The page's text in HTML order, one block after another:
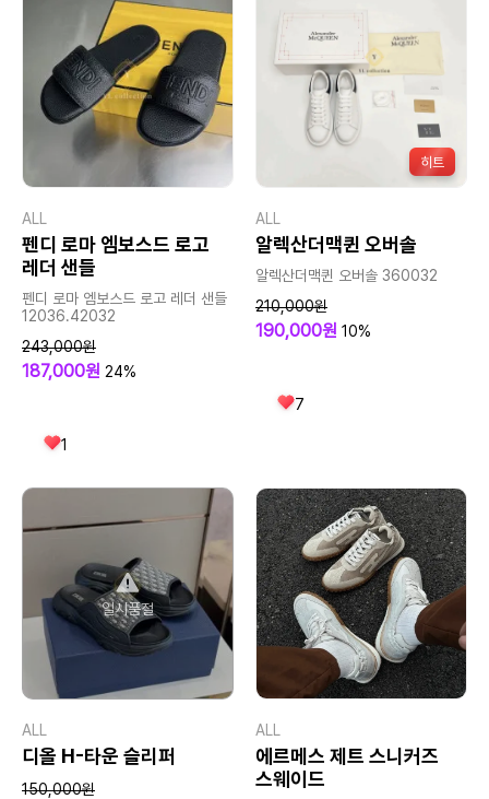
ALL
펜디 로마 엠보스드 로고
레더 샌들
펜디 로마 엠보스드 로고 레더 샌들
12036.42032
243,000원
187,000원 24%
1
히트
ALL
알렉산더맥퀸 오버솔
알렉산더맥퀸 오버솔 360032
210,000원
190,000원 10%
7
일시품절
ALL
디올 H-타운 슬리퍼
150,000원
ALL
에르메스 제트 스니커즈
스웨이드